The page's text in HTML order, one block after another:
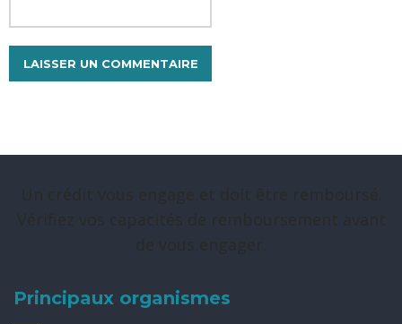
Principaux organismes